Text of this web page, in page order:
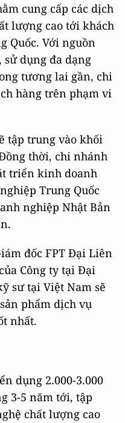
cung cấp các dịch
lượng cao tới khách
Quốc. Với nguồn
dụng đa dạng
tương lai gần, chi
hàng trên phạm vi
tập trung vào khối
thời, chi nhánh
triển kinh doanh
Trung Quốc
nghiệp Nhật Bản
đốc FPT Đại Liên
Công ty tại Đại
sư tại Việt Nam sẽ
phẩm dịch vụ
nhất.
dụng 2.000-3.000
3-5 năm tới, tập
chất lượng cao